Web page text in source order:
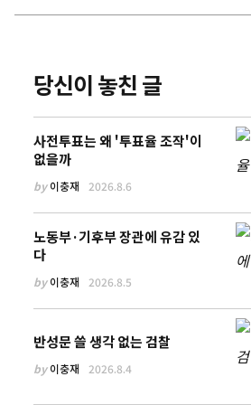
당신이 놓친 글
사전투표는 왜 '투표율 조작'이
없을까
by이충재 2026.8.6
노동부·기후부 장관에 유감 있
다
by이충재 2026.8.5
반성문 쓸 생각 없는 검찰
by이충재 2026.8.4